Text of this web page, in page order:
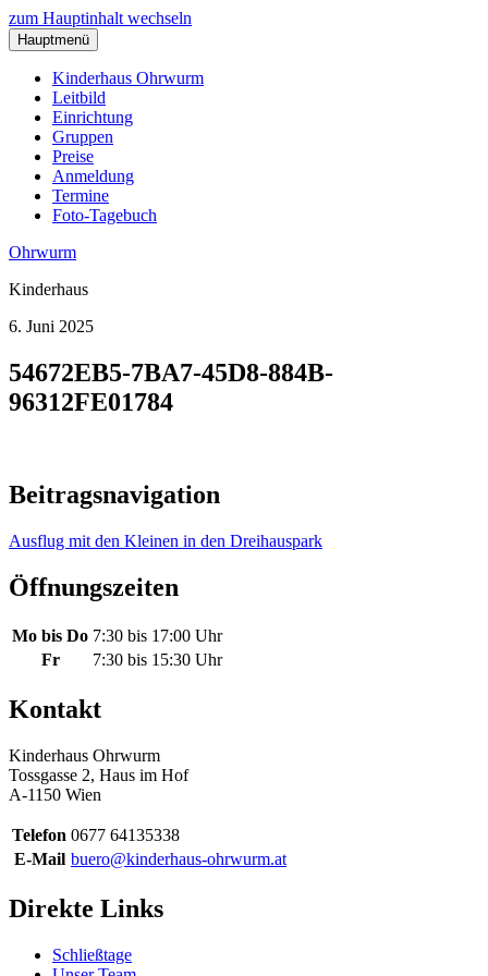
zum Hauptinhalt wechseln
Hauptmenü
Kinderhaus Ohrwurm
Leitbild
Einrichtung
Gruppen
Preise
Anmeldung
Termine
Foto-Tagebuch
Ohrwurm
Kinderhaus
6. Juni 2025
54672EB5-7BA7-45D8-884B-
96312FE01784
Beitragsnavigation
Ausflug mit den Kleinen in den Dreihauspark
Öffnungszeiten
Mo bis Do 7:30 bis 17:00 Uhr
Fr
7:30 bis 15:30 Uhr
Kontakt
Kinderhaus Ohrwurm
Tossgasse 2, Haus im Hof
A-1150 Wien
Telefon 0677 64135338
E-Mail buero@kinderhaus-ohrwurm.at
Direkte Links
Schließtage